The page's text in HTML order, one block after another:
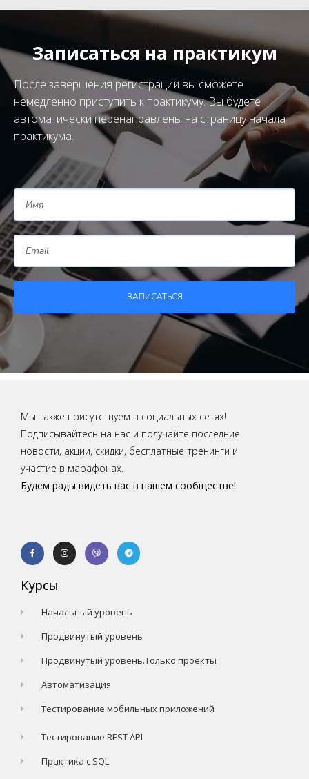
Записаться на практикум
После завершения регистрации вы сможете
немедленно приступить к практикуму. Вы будете
автоматически перенаправлены на страницу начала
практикума.
ЗАПИСАТЬСЯ
Мы также присутствуем в социальных сетях!
Подписывайтесь на нас и получайте последние
новости, акции, скидки, бесплатные тренинги и
участие в марафонах.
Будем рады видеть вас в нашем сообществе!
Курсы
Начальный уровень
Продвинутый уровень
Продвинутый уровень.Только проекты
Автоматизация
Тестирование мобильных приложений
Тестирование REST API
Практика с SQL